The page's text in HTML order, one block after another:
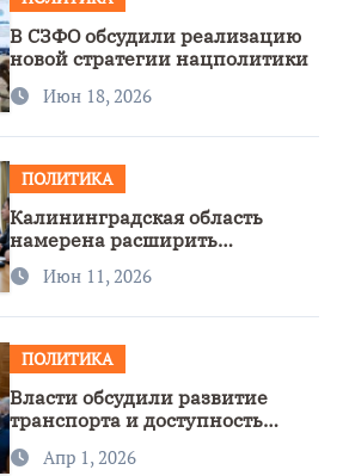
В СЗФО обсудили реализацию
новой стратегии нацполитики
Июн 18, 2026
ПОЛИТИКА
Калининградская область
намерена расширить
сотрудничество с Узбекистаном
Июн 11, 2026
ПОЛИТИКА
Власти обсудили развитие
транспорта и доступность
региона
Апр 1, 2026